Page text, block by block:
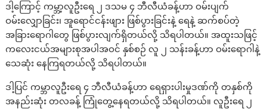
ဒါ့ကြောင့် ကမ္ဘာ့လူဦးရေ ၂ ဒသမ ၄ ဘီလီယံခန့်ဟာ ဝမ်းပျက်
ဝမ်းလျှောခြင်း၊ အူရောင်ငန်းဖျား ဖြစ်ပွားခြင်းနဲ့ ရေနဲ့ ဆက်စပ်တဲ့
အခြားရောဂါတွေ ဖြစ်ပွားလျက်ရှိတယ်လို့ သိရပါတယ်။ အထူးသဖြင့်
ကလေးငယ်အများစုအပါအဝင် နှစ်စဉ် လူ ၂ သန်းခန့်ဟာ ဝမ်းရောဂါနဲ့
သေဆုံး နေကြရတယ်လို့ သိရပါတယ်။
ဒါ့ပြင် ကမ္ဘာလူဦးရေ ၄ ဘီလီယံခန့်ဟာ ရေရှားပါးမှုဒဏ်ကို တနှစ်ကို
အနည်းဆုံး တလခန့် ကြုံတွေ့နေရတယ်လို့ သိရပါတယ်။ လူဦးရေ ၂